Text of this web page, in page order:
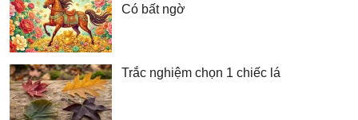
Có bất ngờ
Trắc nghiệm chọn 1 chiếc lá